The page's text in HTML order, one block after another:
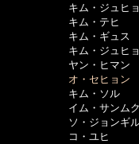
キム・ジュヒョン　
キム・テヒ　　　　
キム・ギュス　　　
キム・ジュヒョン
ヤン・ヒマン　　　
オ・セヒョン
キム・ソル　　　
イム・サンムク　
ソ・ジョンギル　　
コ・ユヒ　　　　　